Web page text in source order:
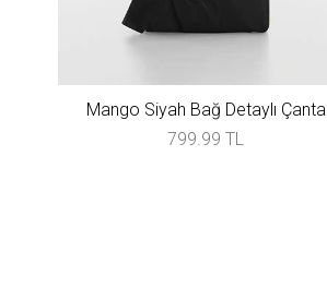
Mango Siyah Bağ Detaylı Çanta
799.99 TL